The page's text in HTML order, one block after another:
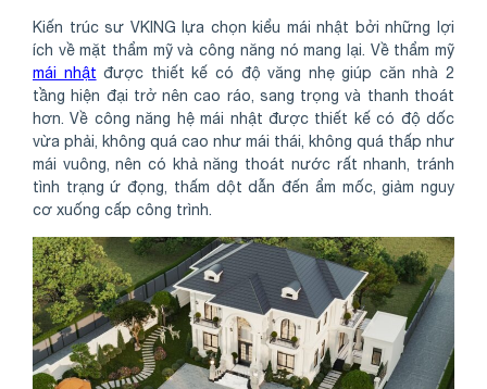
Kiến trúc sư VKING lựa chọn kiểu mái nhật bởi những lợi
ích về mặt thẩm mỹ và công năng nó mang lại. Về thẩm mỹ
mái nhật được thiết kế có độ văng nhẹ giúp căn nhà 2
tầng hiện đại trở nên cao ráo, sang trọng và thanh thoát
hơn. Về công năng hệ mái nhật được thiết kế có độ dốc
vừa phải, không quá cao như mái thái, không quá thấp như
mái vuông, nên có khả năng thoát nước rất nhanh, tránh
tình trạng ứ đọng, thấm dột dẫn đến ẩm mốc, giảm nguy
cơ xuống cấp công trình.